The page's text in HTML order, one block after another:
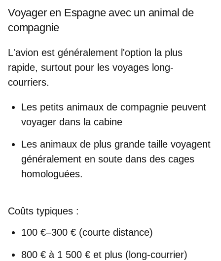
Voyager en Espagne avec un animal de
compagnie
L'avion est généralement l'option la plus
rapide, surtout pour les voyages long-
courriers.
Les petits animaux de compagnie peuvent
voyager dans la cabine
Les animaux de plus grande taille voyagent
généralement en soute dans des cages
homologuées.
Coûts typiques :
100 €–300 € (courte distance)
800 € à 1 500 € et plus (long-courrier)